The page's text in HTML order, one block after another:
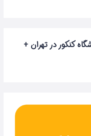
کنکور در تهران +